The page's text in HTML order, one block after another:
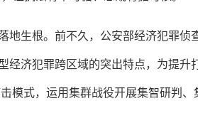
地生根。前不久，公安部经济犯罪侦
经济犯罪跨区域的突出特点，为提升
模式，运用集群战役开展集智研判、